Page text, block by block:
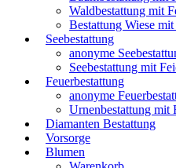
Waldbestattung mit
Bestattung Wiese
Seebestattung
anonyme
Seebestattung mit
Feuerbestattung
anonyme
Urnenbestattung mit
Diamanten Bestattung
Vorsorge
Blumen